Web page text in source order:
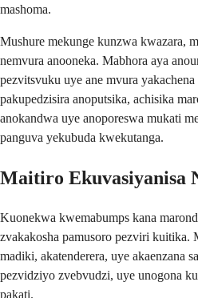
mashoma.
Mushure mekunge kunzwa kwazara,
nemvura anooneka. Mabhora aya
pezvitsvuku uye ane mvura
pakupedzisira anoputsika, achisika
anokandwa uye anoporeswa mukati
panguva yekubuda kwekutanga.
Maitiro Ekuvasiyanisa
Kuonekwa kwemabumps kana
zvakakosha pamusoro pezviri kuitika.
madiki, akatenderera, uye akaenzana
pezvidziyo zvebvudzi, uye unogona
pakati.